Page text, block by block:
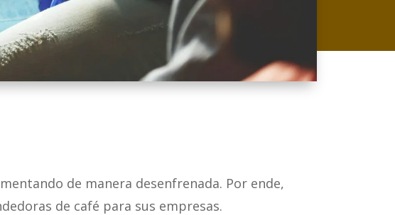
de manera desenfrenada. Por ende,
de café para sus empresas.